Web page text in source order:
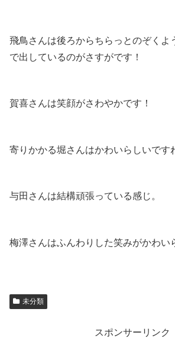
飛鳥さんは後ろからちらっとのぞくよ
で出しているのがさすがです！
賀喜さんは笑顔がさわやかです！
寄りかかる堀さんはかわいらしいです
与田さんは結構頑張っている感じ。
梅澤さんはふんわりした笑みがかわい
未分類
スポンサーリンク